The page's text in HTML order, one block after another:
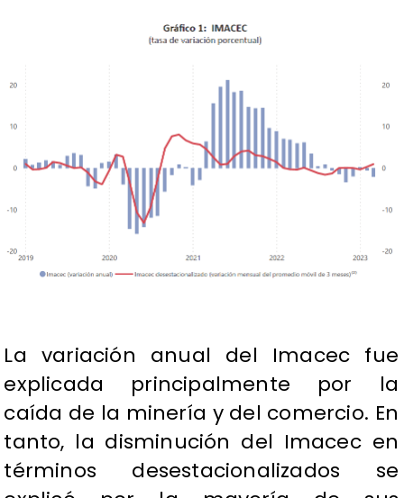
La variación anual del Imacec fue
explicada principalmente por la
caída de la minería y del comercio. En
tanto, la disminución del Imacec en
términos desestacionalizados se